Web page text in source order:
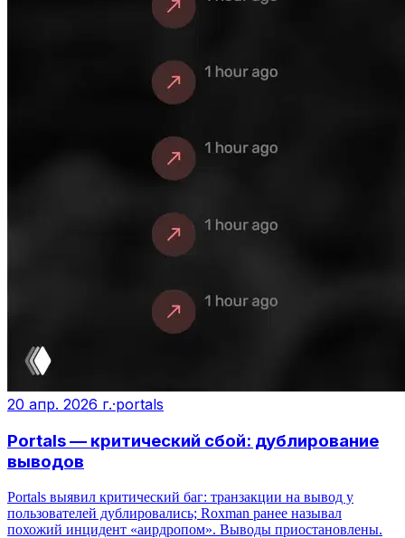
20 апр. 2026 г.·portals
Portals — критический сбой: дублирование
выводов
Portals выявил критический баг: транзакции на вывод у
пользователей дублировались; Roxman ранее называл
похожий инцидент «аирдропом». Выводы приостановлены.